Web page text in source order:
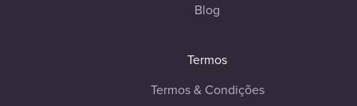
Blog
Termos
Termos & Condições